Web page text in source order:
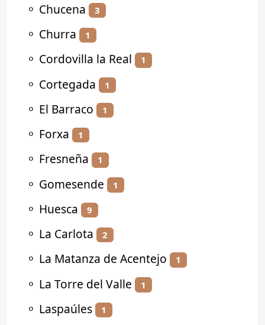
⚬ Chucena 3
⚬ Churra 1
⚬ Cordovilla la Real 1
⚬ Cortegada 1
⚬ El Barraco 1
⚬ Forxa 1
⚬ Fresneña 1
⚬ Gomesende 1
⚬ Huesca 9
⚬ La Carlota 2
⚬ La Matanza de Acentejo 1
⚬ La Torre del Valle 1
⚬ Laspaúles 1